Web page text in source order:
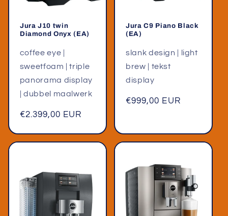
Jura J10 twin
Diamond Onyx (EA)
coffee eye |
sweetfoam | triple
panorama display
| dubbel maalwerk
Normale
€2.399,00 EUR
Jura C9 Piano Black
(EA)
slank design | light
brew | tekst
display
Normale
€999,00 EUR